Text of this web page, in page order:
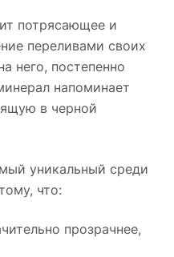
потрясающее и
переливами своих
него, постепенно
напоминает
в черной
уникальный среди
что:
прозрачнее,